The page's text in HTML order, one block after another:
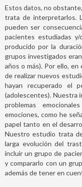
Estos datos, no
trata de interpretarlos.
pueden ser
pacientes estudiadas
producido por la
grupos investigados
años o más). Por ello,
de realizar nuevos
hayan recuperado el
(adolescentes). Nuestra
problemas
emociones, como he
papel tanto en el
Nuestro estudio trata
larga evolución del
incluir un grupo de
y compararlo con un
además de tener en